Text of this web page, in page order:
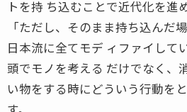
トを持 ち込むことで近代化を進
「ただし、そのまま持ち込んだ
日本流に全てモデ ィファイして
頭でモノを考える だけでなく、
い物をする時にどういう行動を